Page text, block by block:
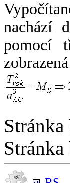
nachází
pomocí